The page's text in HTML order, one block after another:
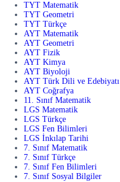
TYT Matematik
TYT Geometri
TYT Türkçe
AYT Matematik
AYT Geometri
AYT Fizik
AYT Kimya
AYT Biyoloji
AYT Türk Dili ve Edebiyatı
AYT Coğrafya
11. Sınıf Matematik
LGS Matematik
LGS Türkçe
LGS Fen Bilimleri
LGS İnkılap Tarihi
7. Sınıf Matematik
7. Sınıf Türkçe
7. Sınıf Fen Bilimleri
7. Sınıf Sosyal Bilgiler